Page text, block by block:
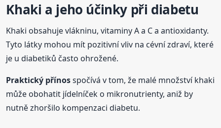
Khaki a jeho účinky při diabetu
Khaki obsahuje vlákninu, vitaminy A a C a antioxidanty.
Tyto látky mohou mít pozitivní vliv na cévní zdraví, které
je u diabetiků často ohrožené.
Praktický přínosspočívá v tom, že malé množství khaki
může obohatit jídelníček o mikronutrienty, aniž by
nutně zhoršilo kompenzaci diabetu.